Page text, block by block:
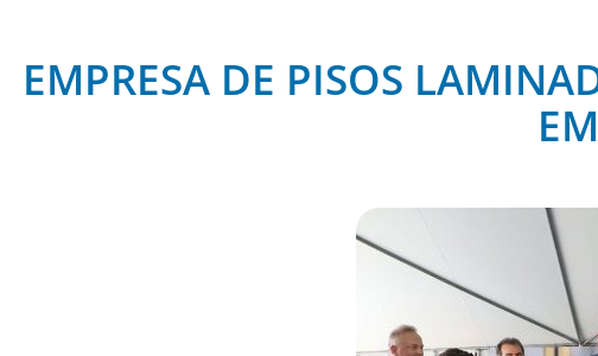
EMPRESA DE PISOS